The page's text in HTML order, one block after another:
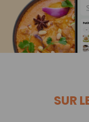
SUR